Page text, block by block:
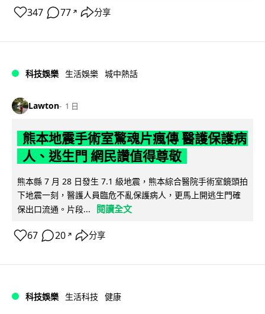
347 77 ↗ 分享
科技娛樂 生活娛樂 城中熱話
Lawton 1 日
熊本地震手術室驚魂片瘋傳 醫護保護病
人、逃生門 網民讚值得尊敬
熊本縣 7 月 28 日發生 7.1 級地震，熊本綜合醫院手術室鏡頭拍
下地震一刻，醫護人員臨危不亂保護病人，更馬上開逃生門確
保出口流通。片段...
閱讀全文
67 20 ↗ 分享
科技娛樂 生活科技 健康